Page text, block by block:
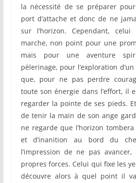
la nécessité de se préparer
port d’attache et donc de ne
sur l’horizon. Cependant,
marche, non point pour une
mais pour une aventure
pèlerinage, pour l’exploration
que, pour ne pas perdre
toute son énergie dans l’effort, il
regarder la pointe de ses pieds.
de tenir la main de son ange
ne regarde que l’horizon
et d’inanition au bord du
l’impression de ne pas
propres forces. Celui qui fixe les
découvre alors à quel point il